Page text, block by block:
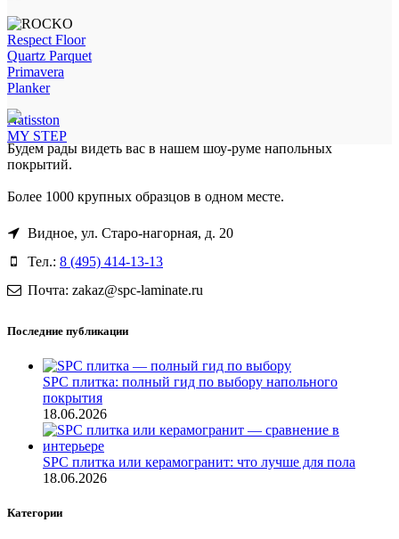
Respect Floor
Quartz Parquet
Primavera
Planker
Natisston
MY STEP
Будем рады видеть вас в нашем шоу-руме напольных
покрытий.
Более 1000 крупных образцов в одном месте.
Видное, ул. Старо-нагорная, д. 20
Тел.: 8 (495) 414-13-13
Почта: zakaz@spc-laminate.ru
Последние публикации
SPC плитка: полный гид по выбору напольного
покрытия
18.06.2026
SPC плитка или керамогранит: что лучше для пола
18.06.2026
Категории